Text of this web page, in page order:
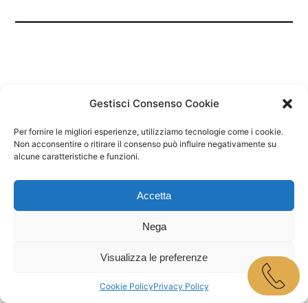
Gestisci Consenso Cookie
Per fornire le migliori esperienze, utilizziamo tecnologie come i cookie.
Non acconsentire o ritirare il consenso può influire negativamente su
alcune caratteristiche e funzioni.
Accetta
Nega
Visualizza le preferenze
Cookie PolicyPrivacy Policy
Marley Bar Jesolo
Proudly powered byWordPress